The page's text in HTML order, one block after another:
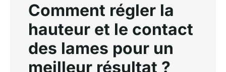
Comment régler la
hauteur et le contact
des lames pour un
meilleur résultat ?